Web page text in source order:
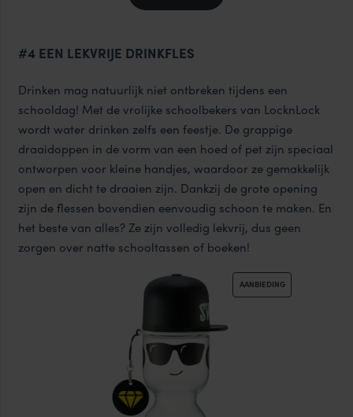
#4 EEN LEKVRIJE DRINKFLES
Drinken mag natuurlijk niet ontbreken tijdens een
schooldag! Met de vrolijke schoolbekers van LocknLock
wordt water drinken zelfs een feestje. De grappige
draaidoppen in de vorm van een hoed of pet zijn speciaal
ontworpen voor kleine handjes, waardoor ze gemakkelijk
open en dicht te draaien zijn. Dankzij de grote opening
zijn de flessen bovendien eenvoudig schoon te maken. En
het beste van alles? Ze zijn volledig lekvrij, dus geen
zorgen over natte schooltassen of boeken!
AANBIEDINGPRODUCT